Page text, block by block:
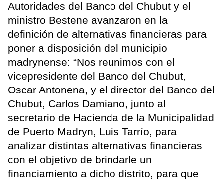
Autoridades del Banco del Chubut y el
ministro Bestene avanzaron en la
definición de alternativas financieras para
poner a disposición del municipio
madrynense: “Nos reunimos con el
vicepresidente del Banco del Chubut,
Oscar Antonena, y el director del Banco del
Chubut, Carlos Damiano, junto al
secretario de Hacienda de la Municipalidad
de Puerto Madryn, Luis Tarrío, para
analizar distintas alternativas financieras
con el objetivo de brindarle un
financiamiento a dicho distrito, para que